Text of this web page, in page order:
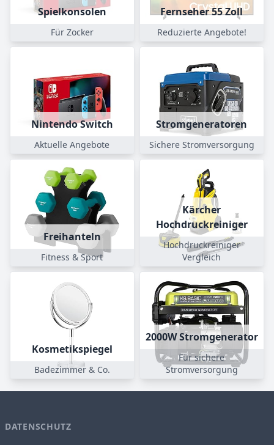
Spielkonsolen
Für Zocker
Fernseher 55 Zoll
Reduzierte Angebote!
Nintendo Switch
Aktuelle Angebote
Stromgeneratoren
Sichere Stromversorgung
Freihanteln
Fitness & Sport
Kärcher
Hochdruckreiniger
Hochdruckreiniger
Vergleich
Kosmetikspiegel
Badezimmer & Co.
2000W Stromgenerator
Für sichere
Stromversorgung
DATENSCHUTZ